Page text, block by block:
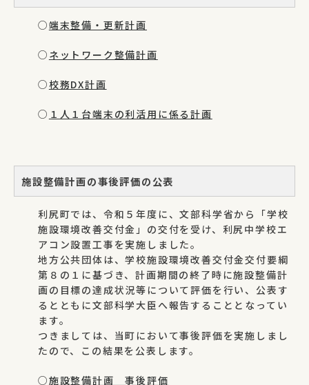
○端末整備・更新計画
○ ネットワーク整備計画
○校務DX計画
○ １人１台端末の利活用に係る計画
施設整備計画の事後評価の公表
利尻町では、令和５年度に、文部科学省から「学校
施設環境改善交付金」の交付を受け、利尻中学校エ
アコン設置工事を実施しました。
地方公共団体は、学校施設環境改善交付金交付要綱
第８の１に基づき、計画期間の終了時に施設整備計
画の目標の達成状況等について評価を行い、公表す
るとともに文部科学大臣へ報告することとなってい
ます。
つきましては、当町において事後評価を実施しまし
たので、この結果を公表します。
○施設整備計画 事後評価